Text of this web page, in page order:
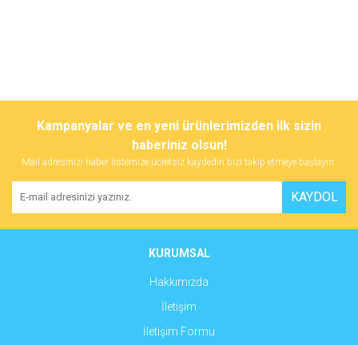
Bu ürüne ilk yorumu siz yapın!
Yorum Yaz
tarafımıza iletebilirsiniz.
Görüş ve önerileriniz için teşekkür ederiz.
Ürün resmi kalitesiz, bozuk veya görüntülenemiyor.
Ürün açıklamasında eksik bilgiler bulunuyor.
Ürün fiyatı diğer sitelerden daha pahalı.
Kampanyalar ve en yeni ürünlerimizden ilk sizin
haberiniz olsun!
Mail adresinizi haber listemize ücretsiz kaydedin bizi takip etmeye başlayın.
KAYDOL
KURUMSAL
Hakkımızda
İletişim
İletişim Formu